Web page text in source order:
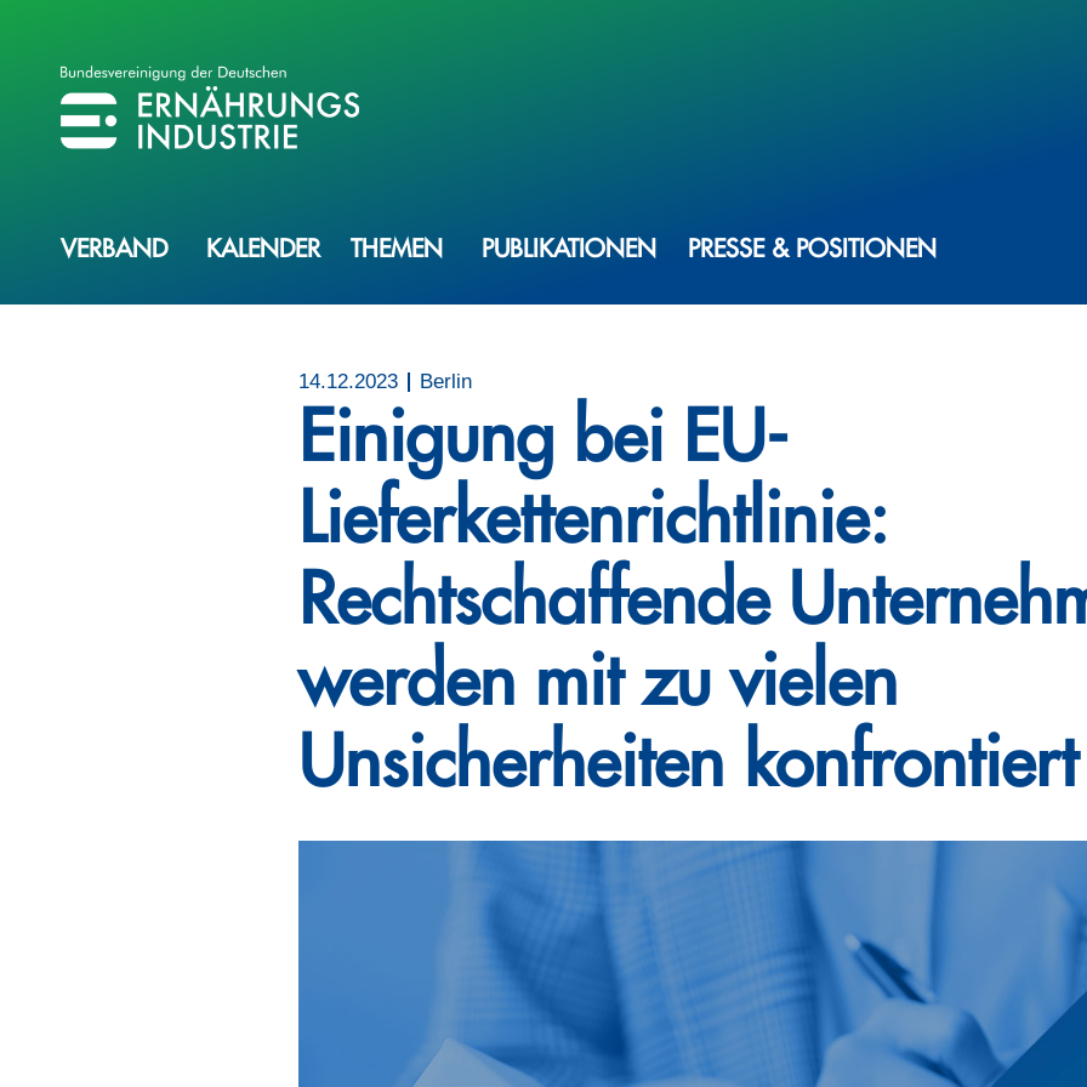
BVE
BUNDESVEREINIGUNG DER ERNÄHRUNGSINDUSTRIE
VERBAND KALENDER THEMEN PUBLIKATIONEN PRESSE & POSITIONEN
14.12.2023 Berlin
Einigung bei EU-
Lieferkettenrichtlinie:
Rechtschaffende
werden mit zu vielen
Unsicherheiten konfrontiert